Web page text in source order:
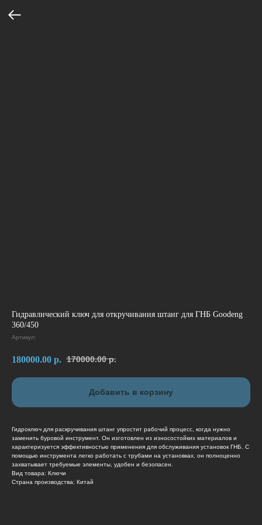
Гидравлический ключ для откручивания штанг для ГНБ Goodeng
360/450
Артикул:
180000.00 р. 170000.00 р.
Добавить в корзину
Гидроключ для раскручивания штанг упростит рабочий процесс, когда нужно
заменить буровой инструмент. Он изготовлен из износостойких материалов и
характеризуется эффективностью применения для обслуживания установок ГНБ. С
помощью инструмента легко работать с трубами на установках, он полноценно
захватывает требуемые элементы, удобен и безопасен.
Вид товара: Ключи
Страна производства: Китай